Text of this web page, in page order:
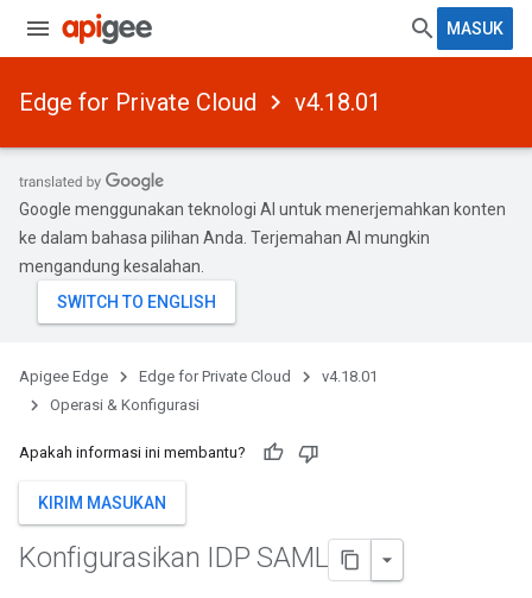
MASUK
Edge for Private Cloud v4.18.01
Google menggunakan teknologi AI untuk menerjemahkan konten
ke dalam bahasa pilihan Anda. Terjemahan AI mungkin
mengandung kesalahan.
Apigee Edge Edge for Private Cloud
v4.18.01
Operasi & Konfigurasi
Apakah informasi ini membantu?
KIRIM MASUKAN
Konfigurasikan IDP SAML